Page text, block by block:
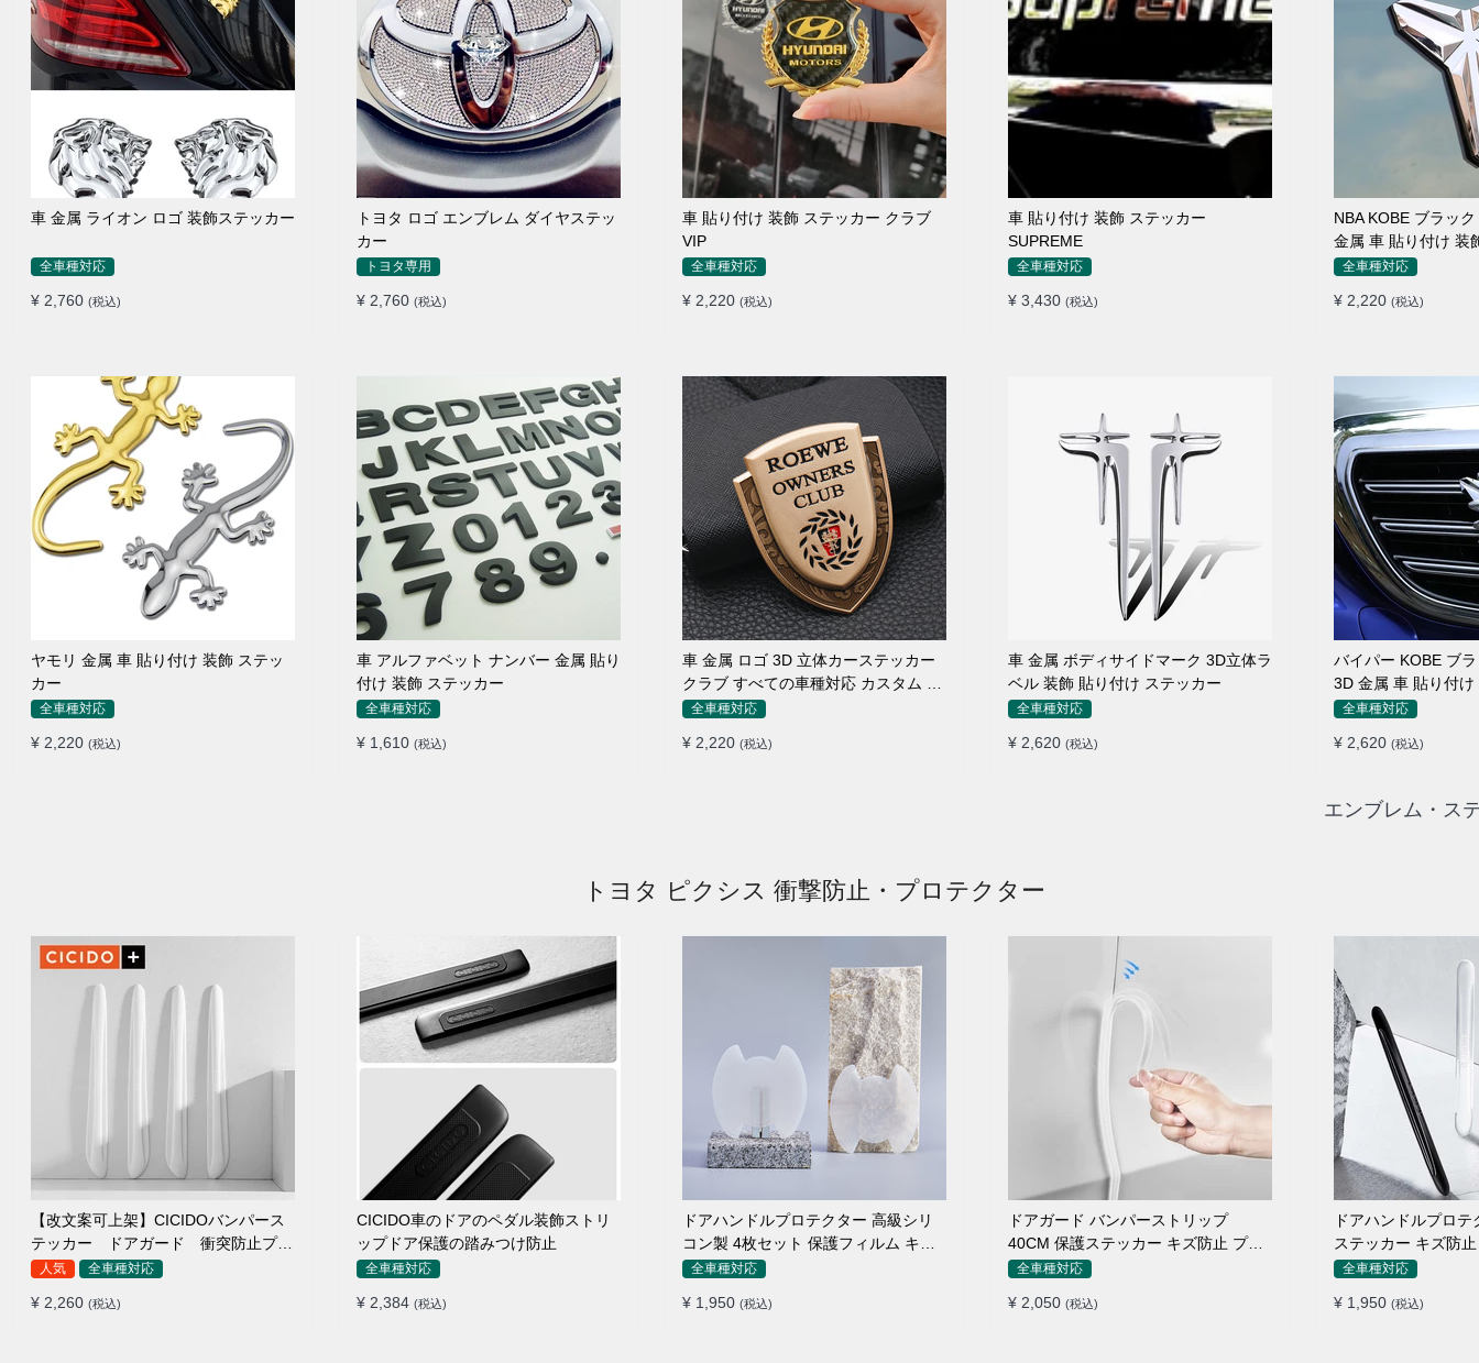
車 金属 ライオン ロゴ 装飾ステッカー
全車種対応
¥ 2,760 (税込)
トヨタ ロゴ エンブレム ダイヤステッ
カー
トヨタ専用
¥ 2,760 (税込)
車 貼り付け 装飾 ステッカー クラブ
VIP
全車種対応
¥ 2,220 (税込)
車 貼り付け 装飾 ステッカー
SUPREME
全車種対応
¥ 3,430 (税込)
NBA KOBE ブラッ
金属 車 貼り付け 装
全車種対応
¥ 2,220 (税込)
ヤモリ 金属 車 貼り付け 装飾 ステッ
カー
全車種対応
¥ 2,220 (税込)
車 アルファベット ナンバー 金属 貼り
付け 装飾 ステッカー
全車種対応
¥ 1,610 (税込)
車 金属 ロゴ 3D 立体カーステッカー
クラブ すべての車種対応 カスタム サ
イドポスト
全車種対応
¥ 2,220 (税込)
車 金属 ボディサイドマーク 3D立体ラ
ベル 装飾 貼り付け ステッカー
全車種対応
¥ 2,620 (税込)
バイパー KOBE ブ
3D 金属 車 貼り付
全車種対応
¥ 2,620 (税込)
エンブレム・ス
トヨタ ピクシス 衝撃防止・プロテクター
【改文案可上架】CICIDOバンパース
テッカー ドアガード 衝突防止プロ
テクター 耐スクラッチ シリカゲル
人気 全車種対応
¥ 2,260 (税込)
CICIDO車のドアのペダル装飾ストリ
ップドア保護の踏みつけ防止
全車種対応
¥ 2,384 (税込)
ドアハンドルプロテクター 高級シリ
コン製 4枚セット 保護フィルム キズ
防止 全車種
全車種対応
¥ 1,950 (税込)
ドアガード バンパーストリップ
40CM 保護ステッカー キズ防止 プロ
テクターシール
全車種対応
¥ 2,050 (税込)
ドアハンドルプロ
ステッカー キズ防
枚セット
全車種対応
¥ 1,950 (税込)